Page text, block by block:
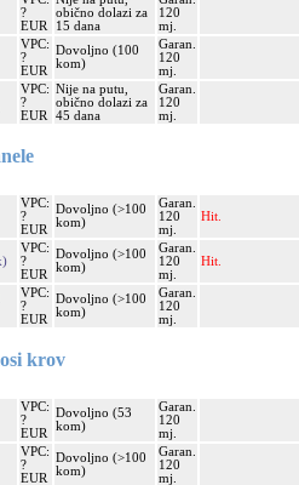
?
EUR
obično dolazi za
15 dana
120
mj.
VPC:
?
EUR
Dovoljno (100
kom)
Garan.
120
mj.
VPC:
?
EUR
Nije na putu,
obično dolazi za
45 dana
Garan.
120
mj.
VPC:
?
EUR
Dovoljno (>100
kom)
Garan.
120
mj.
Hit.
VPC:
?
EUR
Dovoljno (>100
kom)
Garan.
120
mj.
Hit.
VPC:
?
EUR
Dovoljno (>100
kom)
Garan.
120
mj.
krov
VPC:
?
EUR
Dovoljno (53
kom)
Garan.
120
mj.
VPC:
?
EUR
Dovoljno (>100
kom)
Garan.
120
mj.